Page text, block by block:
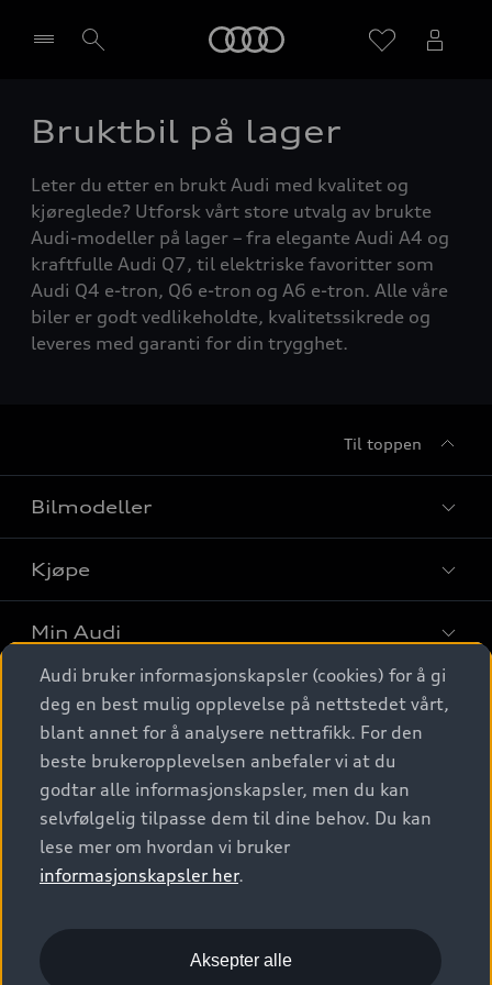
Velg forhandler
Bruktbil på lager
Leter du etter en brukt Audi med kvalitet og
kjøreglede? Utforsk vårt store utvalg av brukte
Audi-modeller på lager – fra elegante Audi A4 og
kraftfulle Audi Q7, til elektriske favoritter som
Audi Q4 e-tron, Q6 e-tron og A6 e-tron. Alle våre
biler er godt vedlikeholdte, kvalitetssikrede og
leveres med garanti for din trygghet.
Til toppen
Bilmodeller
Finn din Audi
Sammenlign bilmodeller
Elbiler
SUV
Stasjonsvogn
Sportback
S/RS
Konseptbiler og prototyper
Kjøpe
Kjøpshjelp
Biler på lager
Finn forhandler
Bestill prøvekjøring
Kontakt forhandler
Bilgarantier
Min Audi
Behold nybilfølelsen
Audi Originalt tilbehør
Verkstedtjenester
Digitale tjenester
Audi digitale tjenester
Audi connect
Functions on demand
Kom i gang med myAudi
Audi Norge
Kundeservice
Audi Driving Experience
© 2026 AUDI NORGE. All Rights Reserved.
Imprint
Audi bruker informasjonskapsler (cookies) for å gi
deg en best mulig opplevelse på nettstedet vårt,
blant annet for å analysere nettrafikk. For den
beste brukeropplevelsen anbefaler vi at du
godtar alle informasjonskapsler, men du kan
selvfølgelig tilpasse dem til dine behov. Du kan
lese mer om hvordan vi bruker
informasjonskapsler her.
Aksepter alle